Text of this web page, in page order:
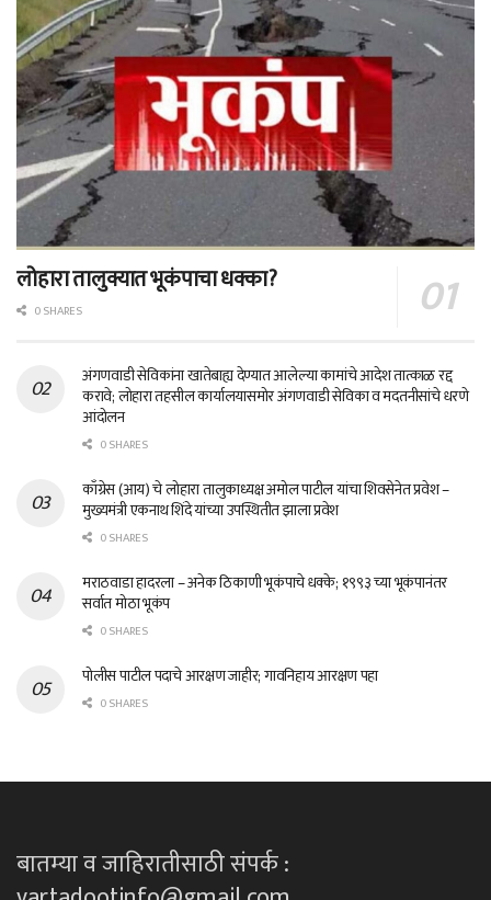
लोहारा तालुक्यात भूकंपाचा धक्का?
0 SHARES
अंगणवाडी सेविकांना खातेबाह्य देण्यात आलेल्या कामांचे आदेश तात्काळ रद्द
करावे; लोहारा तहसील कार्यालयासमोर अंगणवाडी सेविका व मदतनीसांचे धरणे
आंदोलन
0 SHARES
काँग्रेस (आय) चे लोहारा तालुकाध्यक्ष अमोल पाटील यांचा शिवसेनेत प्रवेश –
मुख्यमंत्री एकनाथ शिंदे यांच्या उपस्थितीत झाला प्रवेश
0 SHARES
मराठवाडा हादरला – अनेक ठिकाणी भूकंपाचे धक्के; १९९३ च्या भूकंपानंतर
सर्वात मोठा भूकंप
0 SHARES
पोलीस पाटील पदाचे आरक्षण जाहीर; गावनिहाय आरक्षण पहा
0 SHARES
बातम्या व जाहिरातीसाठी संपर्क :